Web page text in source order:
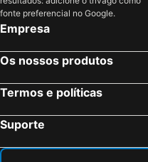
SWEETS - Van Hallbrug
Trendy Jordaan Apartment
Rooftop Retreat
Westerpark Suites
Penthouse Canal By Harbour Suites
fonte preferencial no Google.
Empresa
Os nossos produtos
Termos e políticas
Suporte